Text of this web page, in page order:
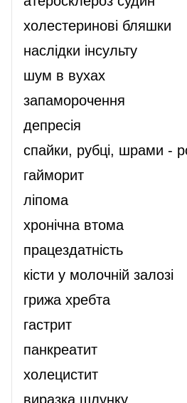
холестеринові бляшки
наслідки інсульту
шум в вухах
запаморочення
депресія
спайки, рубці, шрами -
гайморит
ліпома
хронічна втома
працездатність
кісти у молочній залозі
грижа хребта
гастрит
панкреатит
холецистит
виразка шлунку